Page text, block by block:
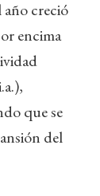
año creció
encima
que se
del